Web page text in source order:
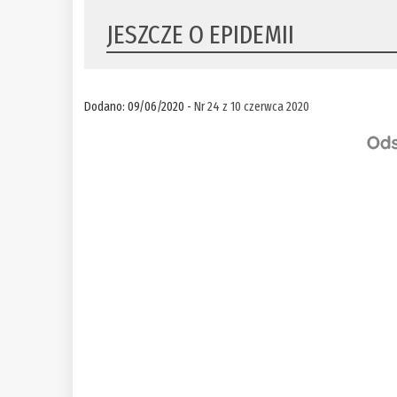
JESZCZE O EPIDEMII
Dodano: 09/06/2020 -Nr 24 z 10 czerwca 2020